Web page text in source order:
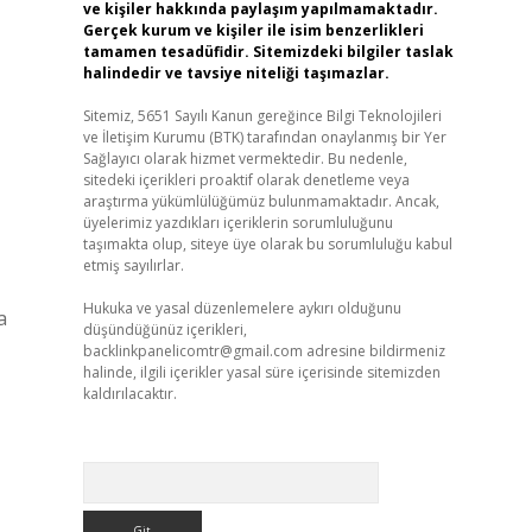
ve kişiler hakkında paylaşım yapılmamaktadır.
Gerçek kurum ve kişiler ile isim benzerlikleri
tamamen tesadüfidir. Sitemizdeki bilgiler taslak
halindedir ve tavsiye niteliği taşımazlar.
Sitemiz, 5651 Sayılı Kanun gereğince Bilgi Teknolojileri
ve İletişim Kurumu (BTK) tarafından onaylanmış bir Yer
Sağlayıcı olarak hizmet vermektedir. Bu nedenle,
sitedeki içerikleri proaktif olarak denetleme veya
araştırma yükümlülüğümüz bulunmamaktadır. Ancak,
üyelerimiz yazdıkları içeriklerin sorumluluğunu
taşımakta olup, siteye üye olarak bu sorumluluğu kabul
etmiş sayılırlar.
Hukuka ve yasal düzenlemelere aykırı olduğunu
düşündüğünüz içerikleri,
backlinkpanelicomtr@gmail.com adresine bildirmeniz
halinde, ilgili içerikler yasal süre içerisinde sitemizden
kaldırılacaktır.